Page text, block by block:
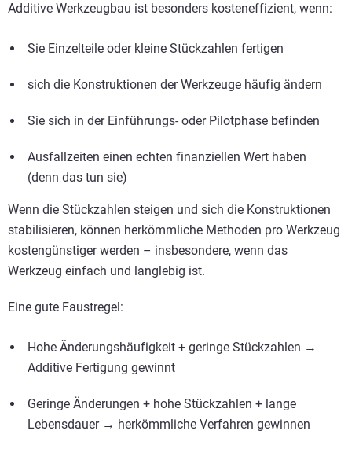
Additive Werkzeugbau ist besonders kosteneffizient, wenn:
Sie Einzelteile oder kleine Stückzahlen fertigen
sich die Konstruktionen der Werkzeuge häufig ändern
Sie sich in der Einführungs- oder Pilotphase befinden
Ausfallzeiten einen echten finanziellen Wert haben
(denn das tun sie)
Wenn die Stückzahlen steigen und sich die Konstruktionen
stabilisieren, können herkömmliche Methoden pro Werkzeug
kostengünstiger werden – insbesondere, wenn das
Werkzeug einfach und langlebig ist.
Eine gute Faustregel:
Hohe Änderungshäufigkeit + geringe Stückzahlen →
Additive Fertigung gewinnt
Geringe Änderungen + hohe Stückzahlen + lange
Lebensdauer → herkömmliche Verfahren gewinnen